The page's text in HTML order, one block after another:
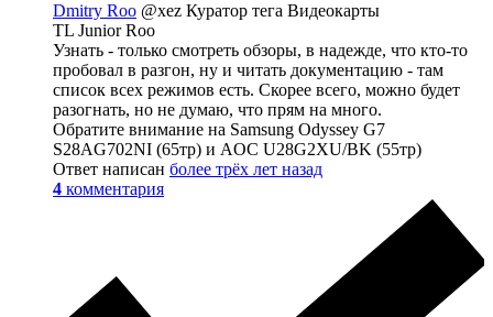
Dmitry Roo @xez Куратор тега Видеокарты
TL Junior Roo
Узнать - только смотреть обзоры, в надежде, что кто-то
пробовал в разгон, ну и читать документацию - там
список всех режимов есть. Скорее всего, можно будет
разогнать, но не думаю, что прям на много.
Обратите внимание на Samsung Odyssey G7
S28AG702NI (65тр) и AOC U28G2XU/BK (55тр)
Ответ написан более трёх лет назад
4 комментария